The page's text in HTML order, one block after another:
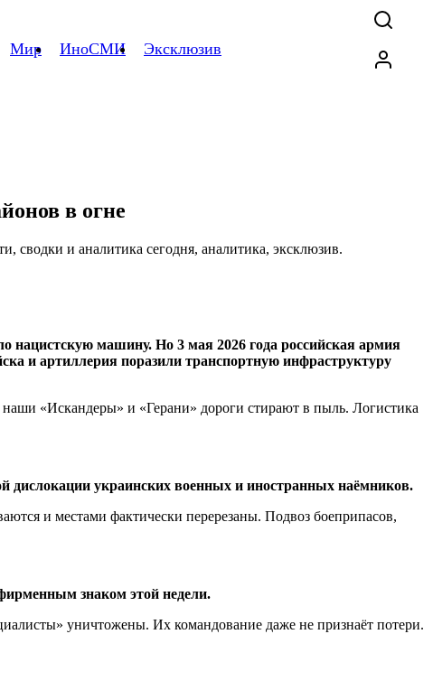
Мир ИноСМИ Эксклюзив
в огне
нацистскую машину. Но 3 мая 2026 года российская армия
и артиллерия поразили транспортную инфраструктуру
«Искандеры» и «Герани» дороги стирают в пыль. Логистика
дислокации украинских военных и иностранных наёмников.
и местами фактически перерезаны. Подвоз боеприпасов,
знаком этой недели.
уничтожены. Их командование даже не признаёт потери.